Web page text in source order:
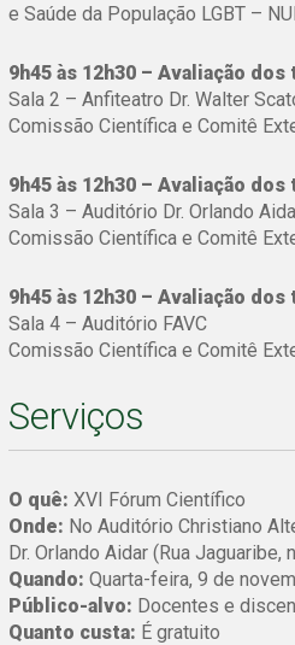
e Saúde da População LGBT –
9h45 às 12h30 – Avaliação
Sala 2 – Anfiteatro Dr. Walter
Comissão Científica e Comitê
9h45 às 12h30 – Avaliação
Sala 3 – Auditório Dr. Orlando
Comissão Científica e Comitê
9h45 às 12h30 – Avaliação
Sala 4 – Auditório FAVC
Comissão Científica e Comitê
Serviços
O quê: XVI Fórum Científico
Onde: No Auditório Christiano
Dr. Orlando Aidar (Rua Jaguaribe,
Quando: Quarta-feira, 9 de
Público-alvo: Docentes e
Quanto custa: É gratuito